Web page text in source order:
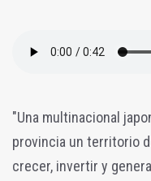
"Una multinacional
provincia un territorio
crecer, invertir y